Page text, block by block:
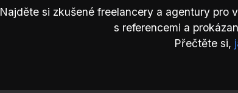
Najděte si zkušené freelancery a agentury pro
s referencemi a
Přečtěte si,